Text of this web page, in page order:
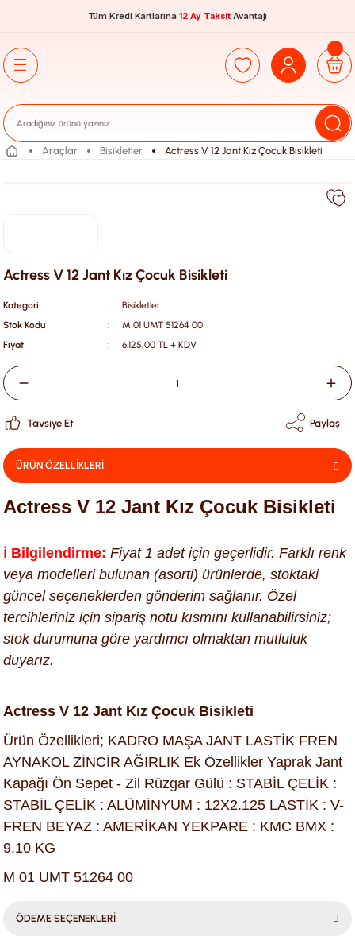
Tüm Kredi Kartlarına 12 Ay Taksit Avantajı
Araçlar Bisikletler Actress V 12 Jant Kız Çocuk Bisikleti
Actress V 12 Jant Kız Çocuk Bisikleti
Kategori
Bisikletler
Stok Kodu
M 01 UMT 51264 00
Fiyat
6.125,00 TL + KDV
Tavsiye Et Paylaş
ÜRÜN ÖZELLİKLERİ
Actress V 12 Jant Kız Çocuk Bisikleti
ℹ️ Bilgilendirme: Fiyat 1 adet için geçerlidir. Farklı renk
veya modelleri bulunan (asorti) ürünlerde, stoktaki
güncel seçeneklerden gönderim sağlanır. Özel
tercihleriniz için sipariş notu kısmını kullanabilirsiniz;
stok durumuna göre yardımcı olmaktan mutluluk
duyarız.
Actress V 12 Jant Kız Çocuk Bisikleti
Ürün Özellikleri; KADRO MAŞA JANT LASTİK FREN
AYNAKOL ZİNCİR AĞIRLIK Ek Özellikler Yaprak Jant
Kapağı Ön Sepet - Zil Rüzgar Gülü : STABİL ÇELİK :
STABİL ÇELİK : ALÜMİNYUM : 12X2.125 LASTİK : V-
FREN BEYAZ : AMERİKAN YEKPARE : KMC BMX :
9,10 KG
M 01 UMT 51264 00
ÖDEME SEÇENEKLERİ